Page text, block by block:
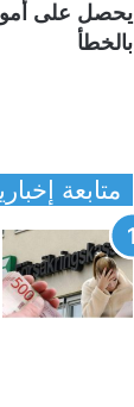
يحصل على
بالخطأ
متابعة